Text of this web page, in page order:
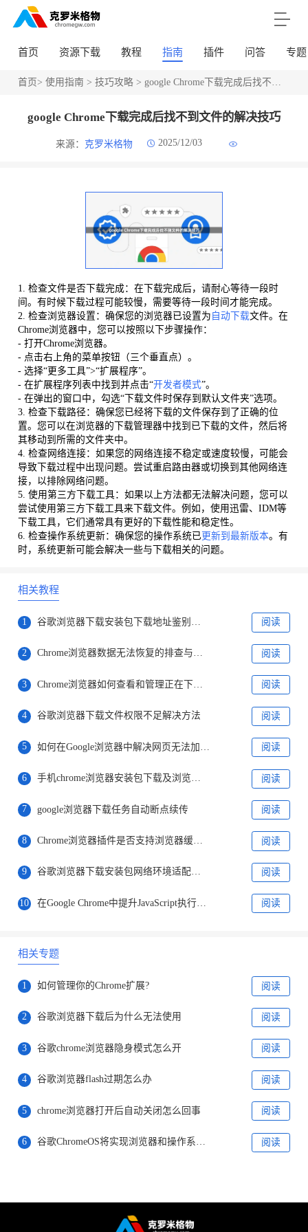
首页 资源下载 教程 指南 插件 问答 专题
首页> 使用指南 > 技巧攻略> google Chrome下载完成后找不到文件的解决技巧
google Chrome下载完成后找不到文件的解决技巧
来源： 克罗米格物 2025/12/03
1. 检查文件是否下载完成：在下载完成后，请耐心等待一段时
间。有时候下载过程可能较慢，需要等待一段时间才能完成。
2. 检查浏览器设置：确保您的浏览器已设置为 自动下载文件。在
Chrome浏览器中，您可以按照以下步骤操作：
- 打开Chrome浏览器。
- 点击右上角的菜单按钮（三个垂直点）。
- 选择“更多工具”>“扩展程序”。
- 在扩展程序列表中找到并点击“开发者模式”。
- 在弹出的窗口中，勾选“下载文件时保存到默认文件夹”选项。
3. 检查下载路径：确保您已经将下载的文件保存到了正确的位
置。您可以在浏览器的下载管理器中找到已下载的文件，然后将
其移动到所需的文件夹中。
4. 检查网络连接：如果您的网络连接不稳定或速度较慢，可能会
导致下载过程中出现问题。尝试重启路由器或切换到其他网络连
接，以排除网络问题。
5. 使用第三方下载工具：如果以上方法都无法解决问题，您可以
尝试使用第三方下载工具来下载文件。例如，使用迅雷、IDM等
下载工具，它们通常具有更好的下载性能和稳定性。
6. 检查操作系统更新：确保您的操作系统已 更新到最新版本。有
时，系统更新可能会解决一些与下载相关的问题。
相关教程
1 阅读
2 Chrome浏览器数据无法恢复的排查与修复方法 阅读
3 阅读
4 谷歌浏览器下载文件权限不足解决方法 阅读
5 阅读
6 手机chrome浏览器安装包下载及浏览器清理方法 阅读
7 google浏览器下载任务自动断点续传 阅读
8 Chrome浏览器插件是否支持浏览器缓存自动清理 阅读
9 谷歌浏览器下载安装包网络环境适配与配置方法 阅读
10 在Google Chrome中提升JavaScript执行的速度 阅读
相关专题
1 如何管理你的Chrome扩展? 阅读
2 谷歌浏览器下载后为什么无法使用 阅读
3 谷歌chrome浏览器隐身模式怎么开 阅读
4 谷歌浏览器flash过期怎么办 阅读
5 chrome浏览器打开后自动关闭怎么回事 阅读
6 谷歌ChromeOS将实现浏览器和操作系统分家 阅读